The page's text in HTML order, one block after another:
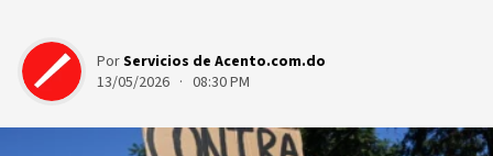
PorServicios de Acento.com.do
13/05/2026 · 08:30 PM